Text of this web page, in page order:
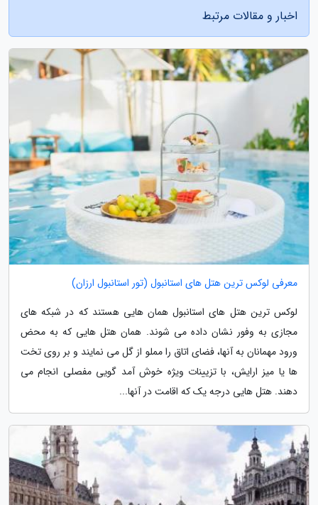
اخبار و مقالات مرتبط
معرفی لوکس ترین هتل های استانبول (تور استانبول ارزان)
لوکس ترین هتل های استانبول همان هایی هستند که در شبکه های
مجازی به وفور نشان داده می شوند. همان هتل هایی که به محض
ورود مهمانان به آنها، فضای اتاق را مملو از گل می نمایند و بر روی تخت
ها یا میز ارایش، با تزیینات ویژه خوش آمد گویی مفصلی انجام می
دهند. هتل هایی درجه یک که اقامت در آنها...